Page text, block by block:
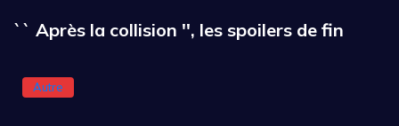
`` Après la collision '', les spoilers de fin
Autre